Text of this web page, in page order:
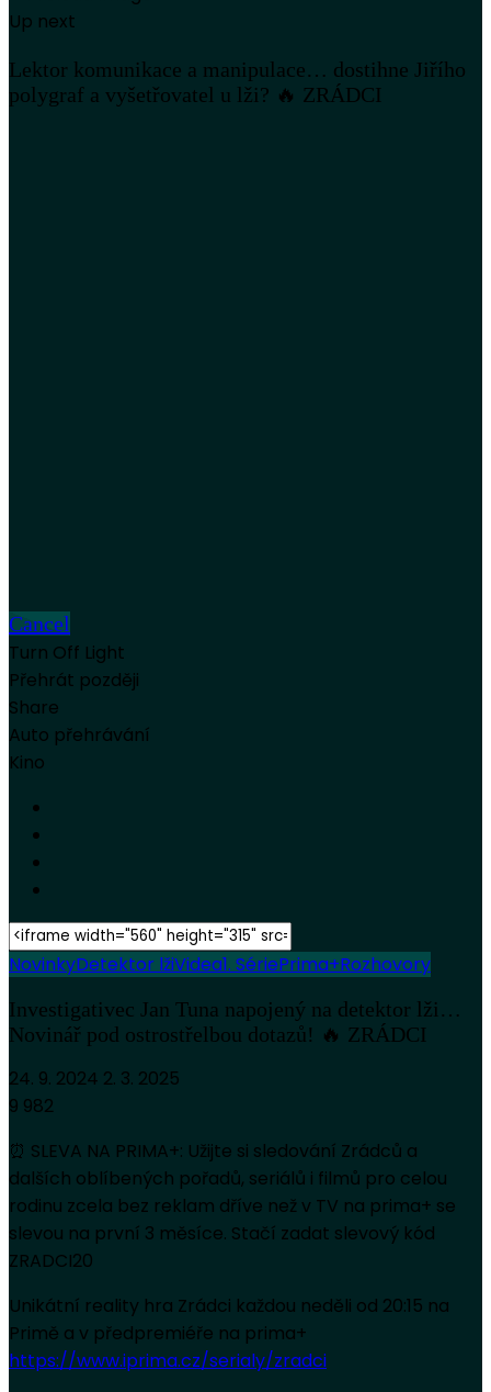
Up next
Lektor komunikace a manipulace… dostihne Jiřího
polygraf a vyšetřovatel u lži? 🔥 ZRÁDCI
Cancel
Turn Off Light
Přehrát později
Share
Auto přehrávání
Kino
NovinkyDetektor lžiVidea1. SériePrima+Rozhovory
Investigativec Jan Tuna napojený na detektor lži…
Novinář pod ostrostřelbou dotazů! 🔥 ZRÁDCI
24. 9. 2024 2. 3. 2025
9 982
⏰ SLEVA NA PRIMA+: Užijte si sledování Zrádců a
dalších oblíbených pořadů, seriálů i filmů pro celou
rodinu zcela bez reklam dříve než v TV na prima+ se
slevou na první 3 měsíce. Stačí zadat slevový kód
ZRADCI20
Unikátní reality hra Zrádci každou neděli od 20:15 na
Primě a v předpremiéře na prima+
https://www.iprima.cz/serialy/zradci